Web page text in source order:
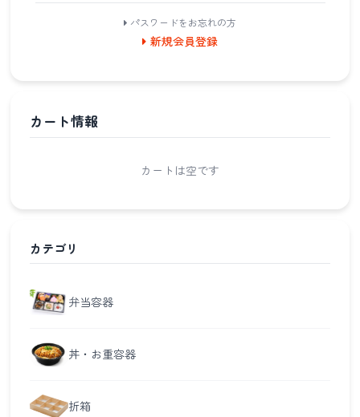
パスワードをお忘れの方
新規会員登録
カート情報
カートは空です
カテゴリ
弁当容器
丼・お重容器
折箱